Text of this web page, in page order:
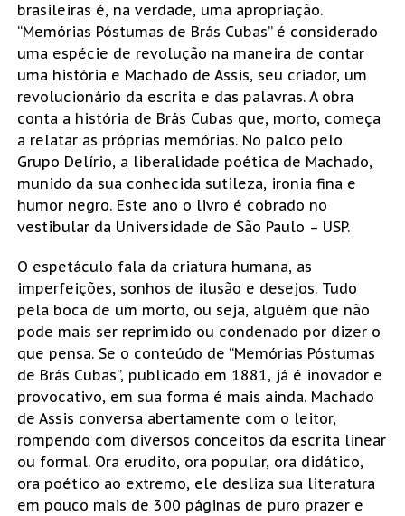
brasileiras é, na verdade, uma apropriação.
“Memórias Póstumas de Brás Cubas” é considerado
uma espécie de revolução na maneira de contar
uma história e Machado de Assis, seu criador, um
revolucionário da escrita e das palavras. A obra
conta a história de Brás Cubas que, morto, começa
a relatar as próprias memórias. No palco pelo
Grupo Delírio, a liberalidade poética de Machado,
munido da sua conhecida sutileza, ironia fina e
humor negro. Este ano o livro é cobrado no
vestibular da Universidade de São Paulo – USP.
O espetáculo fala da criatura humana, as
imperfeições, sonhos de ilusão e desejos. Tudo
pela boca de um morto, ou seja, alguém que não
pode mais ser reprimido ou condenado por dizer o
que pensa. Se o conteúdo de “Memórias Póstumas
de Brás Cubas”, publicado em 1881, já é inovador e
provocativo, em sua forma é mais ainda. Machado
de Assis conversa abertamente com o leitor,
rompendo com diversos conceitos da escrita linear
ou formal. Ora erudito, ora popular, ora didático,
ora poético ao extremo, ele desliza sua literatura
em pouco mais de 300 páginas de puro prazer e